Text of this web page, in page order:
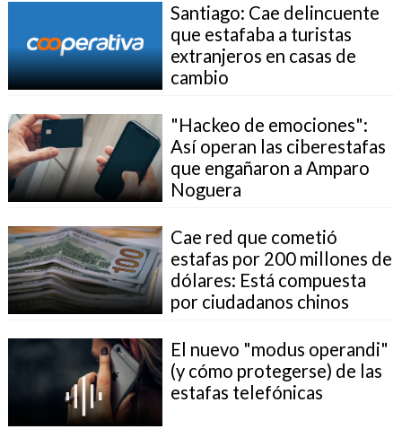
Santiago: Cae delincuente
que estafaba a turistas
extranjeros en casas de
cambio
"Hackeo de emociones":
Así operan las ciberestafas
que engañaron a Amparo
Noguera
Cae red que cometió
estafas por 200 millones de
dólares: Está compuesta
por ciudadanos chinos
El nuevo "modus operandi"
(y cómo protegerse) de las
estafas telefónicas